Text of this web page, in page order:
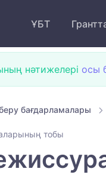
ҰБТ
нәтижелері осы
беру бағдарламалары
тобы